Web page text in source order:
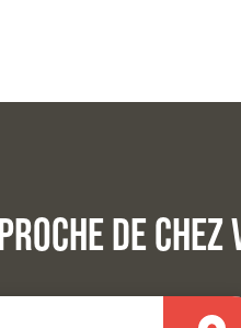
de chez